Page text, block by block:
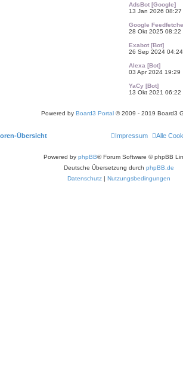
AdsBot [Google]
13 Jan 2026 08:27
Google
28 Okt 2025 08:22
Exabot [Bot]
26 Sep 2024 04:24
Alexa [Bot]
03 Apr 2024 19:29
YaCy [Bot]
13 Okt 2021 06:22
Powered by Board3 Portal © 2009 - 2019 Board3
Übersicht Alle
Impressum
Powered by phpBB® Forum Software © phpBB
Deutsche Übersetzung durch phpBB.de
Datenschutz | Nutzungsbedingungen